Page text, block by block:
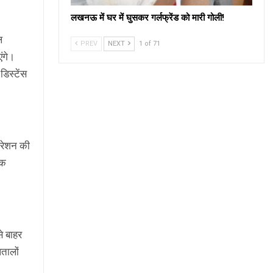
की
बाहर
लखनऊ में घर में घुसकर गर्लफ्रेंड को मारी गोली!
PREV NEXT 1 of 71